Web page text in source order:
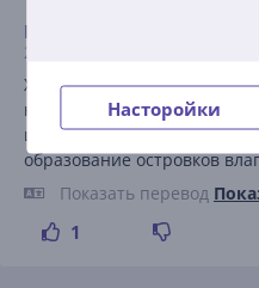
Насторойки
Birutė
24.01.2025 9:24
Холодильник тихий.
небольшие вырезы,
циркулировать по всему
образование островков
Показать перевод
1